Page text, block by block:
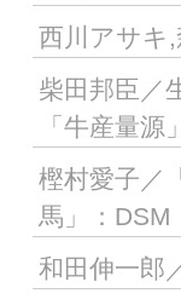
西川アサキ
柴田邦臣／
「牛産量源
樫村愛子／
馬」：
和田伸一郎